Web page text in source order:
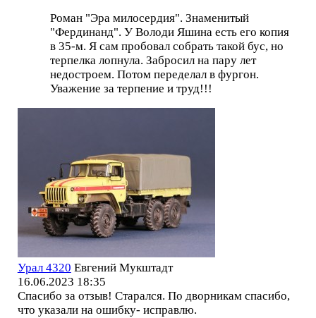
Роман "Эра милосердия". Знаменитый
"Фердинанд". У Володи Яшина есть его копия
в 35-м. Я сам пробовал собрать такой бус, но
терпелка лопнула. Забросил на пару лет
недостроем. Потом переделал в фургон.
Уважение за терпение и труд!!!
Урал 4320 Евгений Мукштадт
16.06.2023 18:35
Спасибо за отзыв! Старался. По дворникам спасибо,
что указали на ошибку- исправлю.